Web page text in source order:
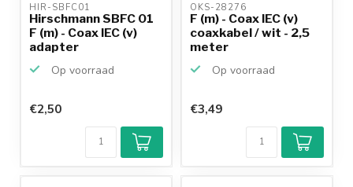
HIR-SBFC01
Hirschmann SBFC 01
F (m) - Coax IEC (v)
adapter
Op voorraad
€2,50
OKS-28276
F (m) - Coax IEC (v)
coaxkabel / wit - 2,5
meter
Op voorraad
€3,49